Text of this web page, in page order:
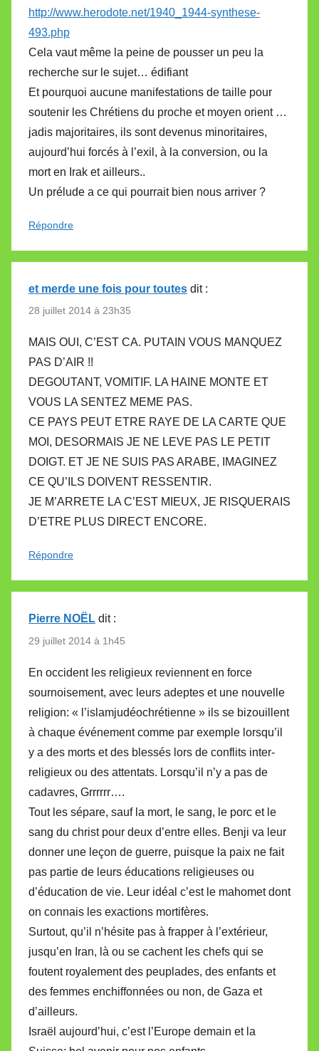
http://www.herodote.net/1940_1944-synthese-
493.php
Cela vaut même la peine de pousser un peu la
recherche sur le sujet… édifiant
Et pourquoi aucune manifestations de taille pour
soutenir les Chrétiens du proche et moyen orient …
jadis majoritaires, ils sont devenus minoritaires,
aujourd’hui forcés à l’exil, à la conversion, ou la
mort en Irak et ailleurs..
Un prélude a ce qui pourrait bien nous arriver ?
Répondre
et merde une fois pour toutes dit :
28 juillet 2014 à 23h35
MAIS OUI, C’EST CA. PUTAIN VOUS MANQUEZ
PAS D’AIR !!
DEGOUTANT, VOMITIF. LA HAINE MONTE ET
VOUS LA SENTEZ MEME PAS.
CE PAYS PEUT ETRE RAYE DE LA CARTE QUE
MOI, DESORMAIS JE NE LEVE PAS LE PETIT
DOIGT. ET JE NE SUIS PAS ARABE, IMAGINEZ
CE QU’ILS DOIVENT RESSENTIR.
JE M’ARRETE LA C’EST MIEUX, JE RISQUERAIS
D’ETRE PLUS DIRECT ENCORE.
Répondre
Pierre NOËL dit :
29 juillet 2014 à 1h45
En occident les religieux reviennent en force
sournoisement, avec leurs adeptes et une nouvelle
religion: « l’islamjudéochrétienne » ils se bizouillent
à chaque événement comme par exemple lorsqu’il
y a des morts et des blessés lors de conflits inter-
religieux ou des attentats. Lorsqu’il n’y a pas de
cadavres, Grrrrrr….
Tout les sépare, sauf la mort, le sang, le porc et le
sang du christ pour deux d’entre elles. Benji va leur
donner une leçon de guerre, puisque la paix ne fait
pas partie de leurs éducations religieuses ou
d’éducation de vie. Leur idéal c’est le mahomet dont
on connais les exactions mortifères.
Surtout, qu’il n’hésite pas à frapper à l’extérieur,
jusqu’en Iran, là ou se cachent les chefs qui se
foutent royalement des peuplades, des enfants et
des femmes enchiffonnées ou non, de Gaza et
d’ailleurs.
Israël aujourd’hui, c’est l’Europe demain et la